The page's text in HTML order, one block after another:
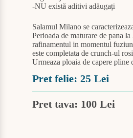
-NU există aditivi adăugați
Salamul Milano se
Perioada de maturare de pana
rafinamentul in momentul
este completata de crunch-ul
Urmeaza ploaia de capere
Pret felie: 25 Lei
Pret tava: 100 Lei